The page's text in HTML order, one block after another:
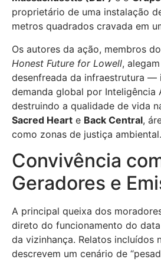
proprietário de uma instalação
metros quadrados cravada em
Os autores da ação, membros
Honest Future for Lowell,
desenfreada da infraestrutura —
demanda global por
destruindo a qualidade de vida
Sacred Heart e Back Central,
como zonas de justiça ambiental.
Convivência
Geradores e
A principal queixa dos
direto do funcionamento do
da vizinhança. Relatos incluídos
descrevem um cenário de